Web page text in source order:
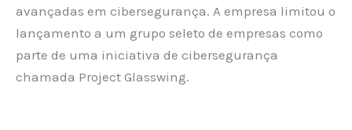
avançadas em cibersegurança. A empresa limitou o
lançamento a um grupo seleto de empresas como
parte de uma iniciativa de cibersegurança
chamada Project Glasswing.